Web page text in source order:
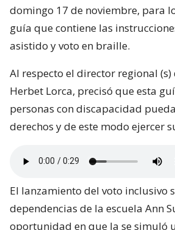
domingo 17 de noviembre, para
guía que contiene las
asistido y voto en braille.
Al respecto el director regional (s)
Herbet Lorca, precisó que esta
personas con discapacidad
derechos y de este modo ejercer
El lanzamiento del voto inclusivo
dependencias de la escuela Ann
oportunidad en que la se simuló